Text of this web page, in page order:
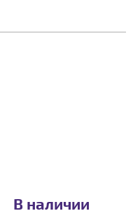
В наличии